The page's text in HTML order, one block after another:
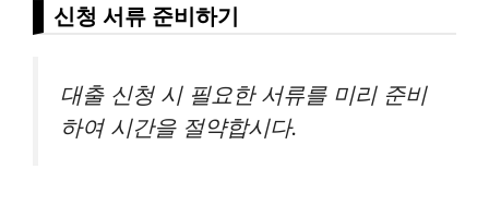
신청 서류 준비하기
대출 신청 시 필요한 서류를 미리 준비
하여 시간을 절약합시다.